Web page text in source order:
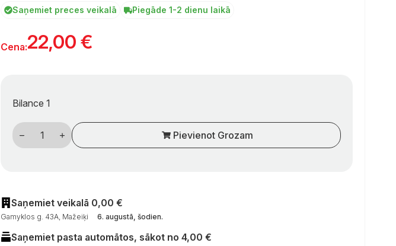
Saņemiet preces veikalā Piegāde 1-2 dienu laikā
Cena:22,00 €
Bilance 1
Berker
Integro
jungiklis,
Pievienot Grozam
Saņemiet veikalā 0,00 €
Gamyklos g. 43A, Mažeiķi 6. augustā, šodien.
Saņemiet pasta automātos, sākot no 4,00 €